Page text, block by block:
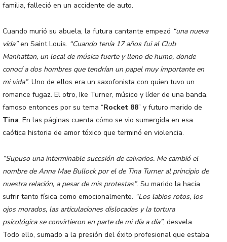
familia, falleció en un accidente de auto.
Cuando murió su abuela, la futura cantante empezó “una nueva
vida”en Saint Louis. “Cuando tenía 17 años fui al Club
Manhattan, un local de música fuerte y lleno de humo, donde
conocí a dos hombres que tendrían un papel muy importante en
mi vida”. Uno de ellos era un saxofonista con quien tuvo un
romance fugaz. El otro, Ike Turner, músico y líder de una banda,
famoso entonces por su tema “Rocket 88” y futuro marido de
Tina. En las páginas cuenta cómo se vio sumergida en esa
caótica historia de amor tóxico que terminó en violencia.
“Supuso una interminable sucesión de calvarios. Me cambió el
nombre de Anna Mae Bullock por el de Tina Turner al principio de
nuestra relación, a pesar de mis protestas”. Su marido la hacía
sufrir tanto física como emocionalmente. “Los labios rotos, los
ojos morados, las articulaciones dislocadas y la tortura
psicológica se convirtieron en parte de mi día a día”, desvela.
Todo ello, sumado a la presión del éxito profesional que estaba